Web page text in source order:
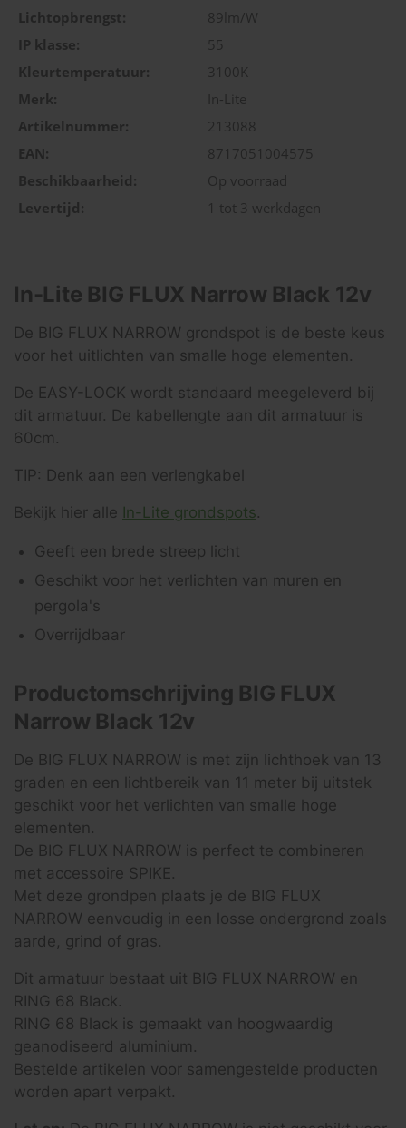
Lichtopbrengst:
89lm/W
IP klasse:
55
Kleurtemperatuur:
3100K
Merk:
In-Lite
Artikelnummer:
213088
EAN:
8717051004575
Beschikbaarheid:
Op voorraad
Levertijd:
1 tot 3 werkdagen
In-Lite BIG FLUX Narrow Black 12v
De BIG FLUX NARROW grondspot is de beste keus
voor het uitlichten van smalle hoge elementen.
De EASY-LOCK wordt standaard meegeleverd bij
dit armatuur. De kabellengte aan dit armatuur is
60cm.
TIP: Denk aan een verlengkabel
Bekijk hier alle In-Lite grondspots.
Geeft een brede streep licht
Geschikt voor het verlichten van muren en
pergola's
Overrijdbaar
Productomschrijving BIG FLUX
Narrow Black 12v
De BIG FLUX NARROW is met zijn lichthoek van 13
graden en een lichtbereik van 11 meter bij uitstek
geschikt voor het verlichten van smalle hoge
elementen.
De BIG FLUX NARROW is perfect te combineren
met accessoire SPIKE.
Met deze grondpen plaats je de BIG FLUX
NARROW eenvoudig in een losse ondergrond zoals
aarde, grind of gras.
Dit armatuur bestaat uit BIG FLUX NARROW en
RING 68 Black.
RING 68 Black is gemaakt van hoogwaardig
geanodiseerd aluminium.
Bestelde artikelen voor samengestelde producten
worden apart verpakt.